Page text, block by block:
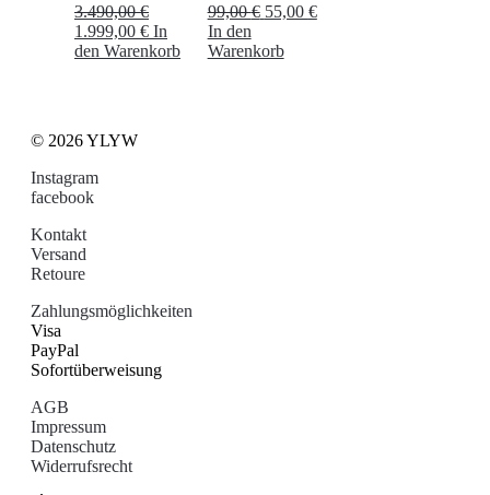
3.490,00€
Ursprünglicher
Preis
1.999,00 €Aktueller
Preis
In
den Warenkorb
99,00€ Ursprünglicher
war:
55,00 €Aktueller
In den
Warenkorb
© 2026 YLYW
Instagram
facebook
Kontakt
Versand
Retoure
Zahlungsmöglichkeiten
Visa
PayPal
Sofortüberweisung
AGB
Impressum
Datenschutz
Widerrufsrecht